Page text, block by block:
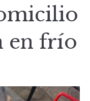
en frío